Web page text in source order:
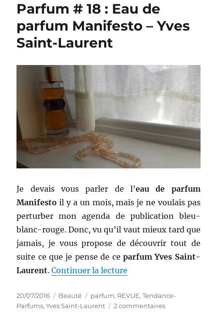
Parfum # 18 : Eau de
parfum Manifesto – Yves
Saint-Laurent
Je devais vous parler de l’eau de parfum
Manifesto il y a un mois, mais je ne voulais pas
perturber mon agenda de publication bleu-
blanc-rouge. Donc, vu qu’il vaut mieux tard que
jamais, je vous propose de découvrir tout de
suite ce que je pense de ce parfum Yves Saint-
Laurent.Continuer la lecture
Publié
le
20/07/2016 Catégories
Beauté Étiquettes
parfum, REVUE,Tendance-
Parfums,Yves Saint-Laurent 2 commentairessur